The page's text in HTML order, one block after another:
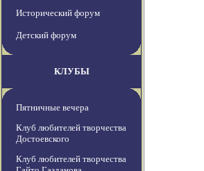
Исторический форум
Детский форум
КЛУБЫ
Пятничные вечера
Клуб любителей творчества
Достоевского
Клуб любителей творчества